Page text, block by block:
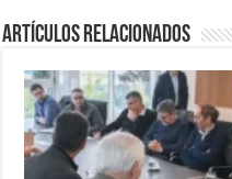
Artículos Relacionados